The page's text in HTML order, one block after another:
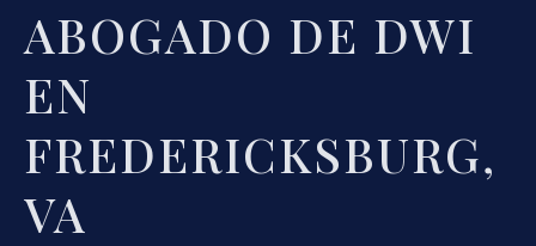
ABOGADO DE DWI
EN
FREDERICKSBURG,
VA